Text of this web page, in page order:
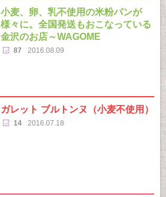
小麦、卵、乳不使用の米粉パンが
様々に。全国発送もおこなっている
金沢のお店～WAGOME
87 2016.08.09
ガレット ブルトンヌ（小麦不使用）
14 2016.07.18